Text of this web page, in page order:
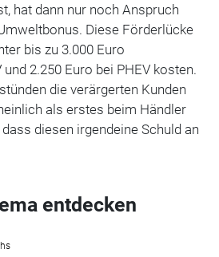
hat dann nur noch Anspruch
Diese Förderlücke
bis zu 3.000 Euro
2.250 Euro bei PHEV kosten.
die verärgerten Kunden
als erstes beim Händler
diesen irgendeine Schuld an
entdecken